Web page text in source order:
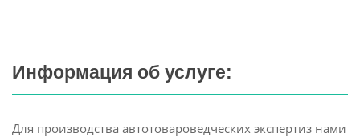
Информация об услуге:
Для производства автотовароведческих экспертиз нами